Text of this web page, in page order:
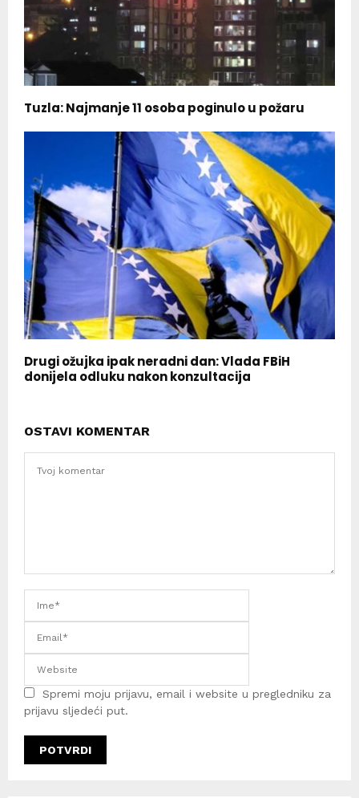
Tuzla: Najmanje 11 osoba poginulo u požaru
Drugi ožujka ipak neradni dan: Vlada FBiH
donijela odluku nakon konzultacija
OSTAVI KOMENTAR
Spremi moju prijavu, email i website u pregledniku za
prijavu sljedeći put.